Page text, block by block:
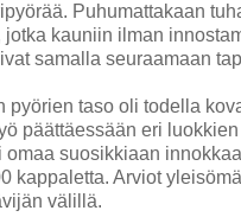
Puhumattakaan
jotka kauniin ilman
samalla seuraamaan
pyörien taso oli todella
päättäessään eri
omaa suosikkiaan
kappaletta. Arviot
välillä.